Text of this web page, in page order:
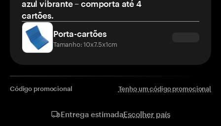
azul vibrante – comporta até 4
cartões.
Porta-cartões
Tamanho: 10x7.5x1cm
Código promocional Tenho um código promocional
Entrega estimadaEscolher país